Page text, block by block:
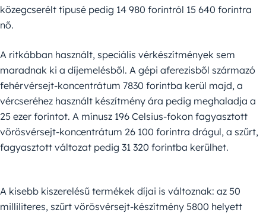
közegcserélt típusé pedig 14 980 forintról 15 640 forintra
nő.
A ritkábban használt, speciális vérkészítmények sem
maradnak ki a díjemelésből. A gépi aferezisből származó
fehérvérsejt-koncentrátum 7830 forintba kerül majd, a
vércseréhez használt készítmény ára pedig meghaladja a
25 ezer forintot. A mínusz 196 Celsius-fokon fagyasztott
vörösvérsejt-koncentrátum 26 100 forintra drágul, a szűrt,
fagyasztott változat pedig 31 320 forintba kerülhet.
A kisebb kiszerelésű termékek díjai is változnak: az 50
milliliteres, szűrt vörösvérsejt-készítmény 5800 helyett